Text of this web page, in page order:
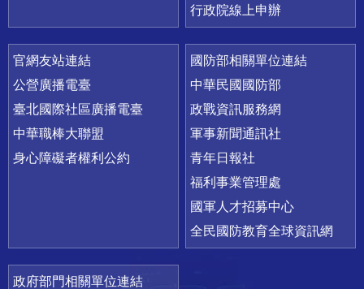
行政院線上申辦
官網友站連結
公營廣播電臺
臺北國際社區廣播電臺
中華職棒大聯盟
身心障礙者權利公約
國防部相關單位連結
中華民國國防部
政戰資訊服務網
軍事新聞通訊社
青年日報社
福利事業管理處
國軍人才招募中心
全民國防教育全球資訊網
政府部門相關單位連結